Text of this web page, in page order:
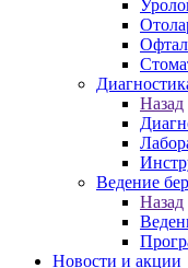
Назад
Ведение
Назад
Новости и акции